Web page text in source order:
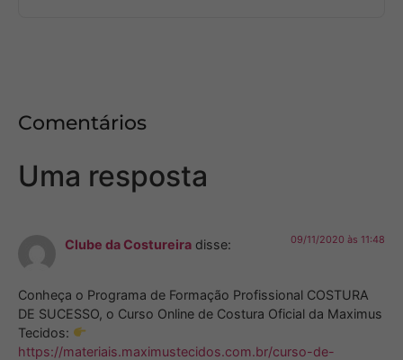
Comentários
Uma resposta
Clube da Costureira disse: 09/11/2020 às 11:48
Conheça o Programa de Formação Profissional COSTURA
DE SUCESSO, o Curso Online de Costura Oficial da Maximus
Tecidos:
https://materiais.maximustecidos.com.br/curso-de-